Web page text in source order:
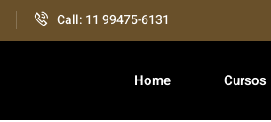
Call: 11 99475-6131
Home Cursos